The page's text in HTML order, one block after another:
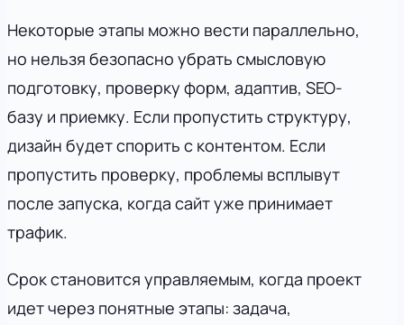
Некоторые этапы можно вести параллельно,
но нельзя безопасно убрать смысловую
подготовку, проверку форм, адаптив, SEO-
базу и приемку. Если пропустить структуру,
дизайн будет спорить с контентом. Если
пропустить проверку, проблемы всплывут
после запуска, когда сайт уже принимает
трафик.
Срок становится управляемым, когда проект
идет через понятные этапы: задача,